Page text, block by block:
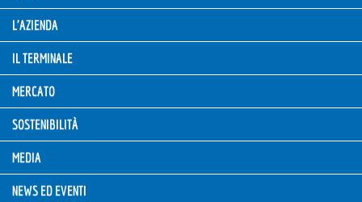
L'AZIENDA
IL TERMINALE
MERCATO
SOSTENIBILITÀ
MEDIA
NEWS ED EVENTI